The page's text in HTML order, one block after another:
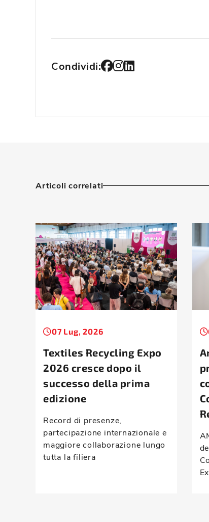
Condividi:
Articoli correlati
07 Lug, 2026
Textiles Recycling Expo
2026 cresce dopo il
successo della prima
edizione
Record di presenze,
partecipazione internazionale e
maggiore collaborazione lungo
tutta la filiera